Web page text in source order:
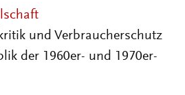
und Verbraucherschutz
der 1960er- und 1970er-